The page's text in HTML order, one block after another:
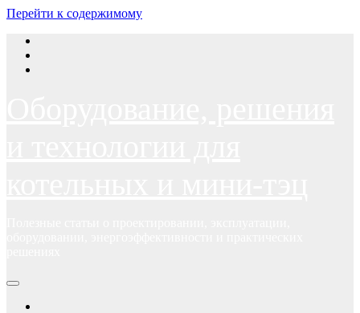
Перейти к содержимому